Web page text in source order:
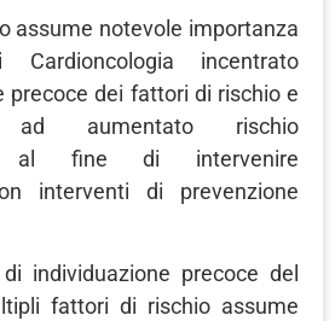
assume notevole importanza
incentrato
precoce dei fattori di rischio e
aumentato rischio
al fine di intervenire
interventi di prevenzione
individuazione precoce del
fattori di rischio assume